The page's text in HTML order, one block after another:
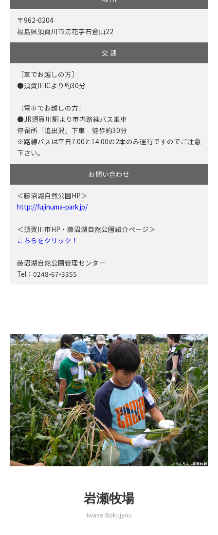
〒962-0204
福島県須賀川市江花字石倉山22
交 通
［車でお越しの方］
●須賀川ICより約30分
［電車でお越しの方］
●JR須賀川駅より市内路線バス乗車
停留所「追出沢」下車 徒歩約30分
※路線バスは平日7:00と14:00の2本のみ運行ですのでご注意
下さい。
お問い合わせ
＜藤沼湖自然公園HP＞
http://fujinuma-park.jp/
＜須賀川市HP・藤沼湖自然公園紹介ページ＞
こちらをクリック！
藤沼湖自然公園管理センター
Tel：0248-67-3355
岩瀬牧場
Iwase Bokujyou